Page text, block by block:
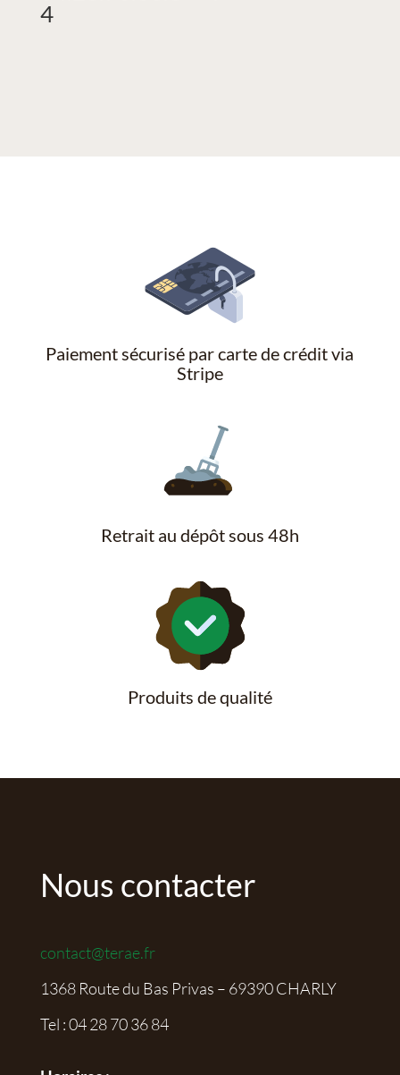
4
Paiement sécurisé par carte de crédit via
Stripe
Retrait au dépôt sous 48h
Produits de qualité
Nous contacter
contact@terae.fr
1368 Route du Bas Privas – 69390 CHARLY
Tel :04 28 70 36 84